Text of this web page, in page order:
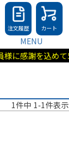
注文履歴 カート
MENU
感謝を込めて
1件中 1-1件表示